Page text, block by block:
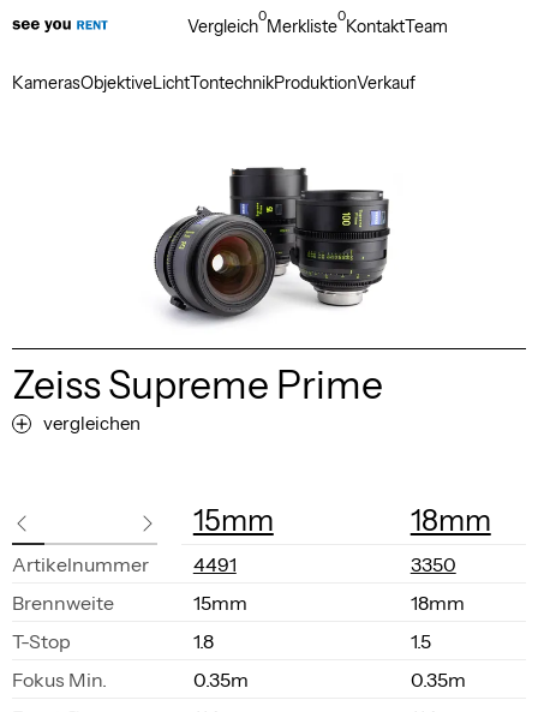
KamerasObjektiveLichtTontechnikProduktionVerkauf
Vergleich0Merkliste0KontaktTeam
Zeiss Supreme Prime
vergleichen
Ar­ti­kel­num­mer
Brenn­wei­te
T-Stop
Fo­kus Min.
15mm
4491
15mm
1.8
0.35m
18mm
3350
18mm
1.5
0.35m